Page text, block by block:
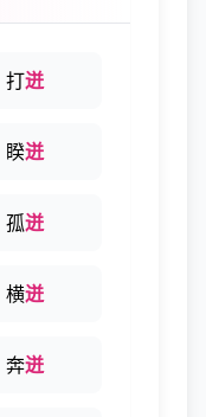
打迸
睽迸
孤迸
横迸
奔迸